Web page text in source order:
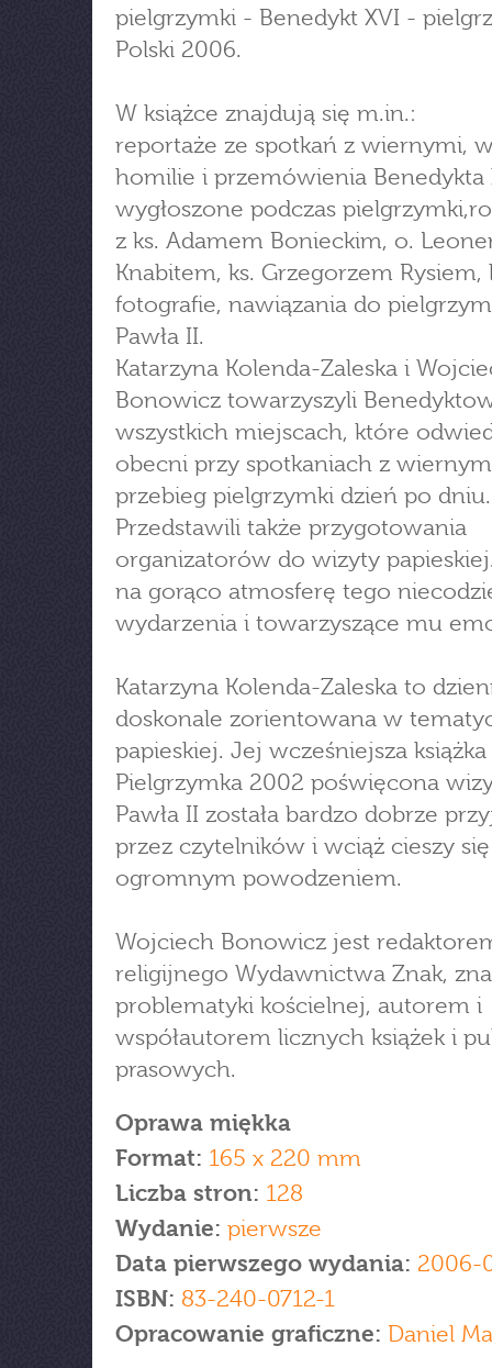
pielgrzymki - Benedykt XVI -
Polski 2006.
W książce znajdują się m.in.:
reportaże ze spotkań z wiernymi,
homilie i przemówienia Benedykta
wygłoszone podczas
z ks. Adamem Bonieckim, o.
Knabitem, ks. Grzegorzem Rysiem,
fotografie, nawiązania do
Pawła II.
Katarzyna Kolenda-Zaleska i
Bonowicz towarzyszyli
wszystkich miejscach, które
obecni przy spotkaniach z
przebieg pielgrzymki dzień po dniu.
Przedstawili także przygotowania
organizatorów do wizyty
na gorąco atmosferę tego
wydarzenia i towarzyszące mu
Katarzyna Kolenda-Zaleska to
doskonale zorientowana w
papieskiej. Jej wcześniejsza książka
Pielgrzymka 2002 poświęcona
Pawła II została bardzo dobrze
przez czytelników i wciąż cieszy się
ogromnym powodzeniem.
Wojciech Bonowicz jest
religijnego Wydawnictwa Znak,
problematyki kościelnej, autorem i
współautorem licznych książek i
prasowych.
Oprawa miękka
Format: 165 x 220 mm
Liczba stron: 128
Wydanie: pierwsze
Data pierwszego wydania: 2006-
ISBN: 83-240-0712-1
Opracowanie graficzne: Daniel